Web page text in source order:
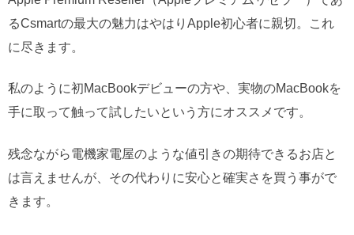
るCsmartの最大の魅力はやはりApple初心者に親切。これ
に尽きます。
私のように初MacBookデビューの方や、実物のMacBookを
手に取って触って試したいという方にオススメです。
残念ながら電機家電屋のような値引きの期待できるお店と
は言えませんが、その代わりに安心と確実さを買う事がで
きます。